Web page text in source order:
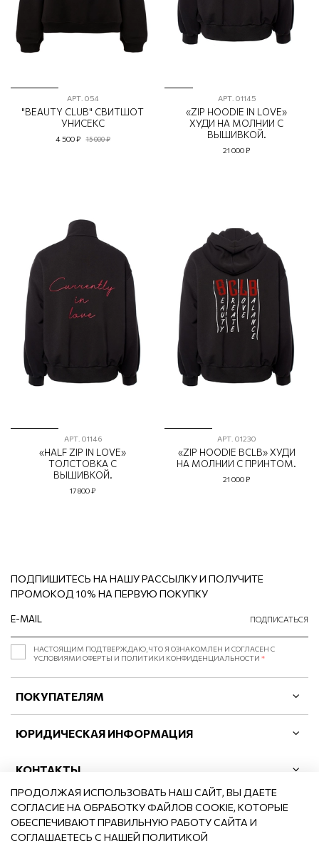
АРТ. 054
"BEAUTY CLUB" СВИТШОТ
УНИСЕКС
4 500 ₽ 15 000 ₽
АРТ. 01145
«ZIP HOODIE IN LOVE»
ХУДИ НА МОЛНИИ С
ВЫШИВКОЙ.
21 000 ₽
АРТ. 01146
«HALF ZIP IN LOVE»
ТОЛСТОВКА С
ВЫШИВКОЙ.
17 800 ₽
АРТ. 01230
«ZIP HOODIE BCLB» ХУДИ
НА МОЛНИИ С ПРИНТОМ.
21 000 ₽
ПОКУПАТЕЛЯМ
ЮРИДИЧЕСКАЯ ИНФОРМАЦИЯ
КОНТАКТЫ
ПОДПИШИТЕСЬ НА НАШУ РАССЫЛКУ И ПОЛУЧИТЕ
ПРОМОКОД 10% НА ПЕРВУЮ ПОКУПКУ
ПОДПИСАТЬСЯ
НАСТОЯЩИМ ПОДТВЕРЖДАЮ, ЧТО Я ОЗНАКОМЛЕН И СОГЛАСЕН С
УСЛОВИЯМИ ОФЕРТЫ И ПОЛИТИКИ КОНФИДЕНЦИАЛЬНОСТИ*
ПРОДОЛЖАЯ ИСПОЛЬЗОВАТЬ НАШ САЙТ, ВЫ ДАЕТЕ
СОГЛАСИЕ НА ОБРАБОТКУ ФАЙЛОВ COOKIE, КОТОРЫЕ
ОБЕСПЕЧИВАЮТ ПРАВИЛЬНУЮ РАБОТУ САЙТА И
СОГЛАШАЕТЕСЬ С НАШЕЙ ПОЛИТИКОЙ